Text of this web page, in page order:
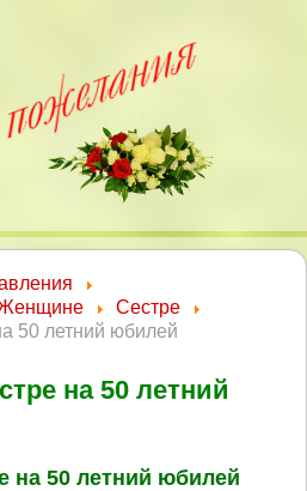
Сестре
50 летний юбилей
на 50 летний
на 50 летний юбилей